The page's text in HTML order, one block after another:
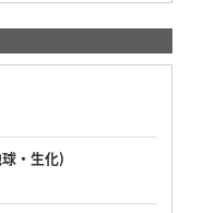
・生化)